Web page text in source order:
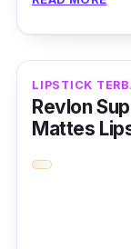
Walaupun
mempunyai
kelembapan
pastinya
LIPSTICK
Revlon
Mattes